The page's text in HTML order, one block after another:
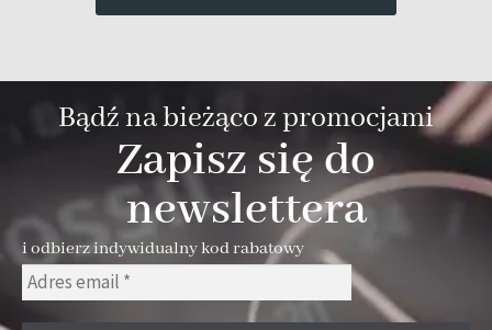
Bądź na bieżąco z promocjami
Zapisz się do
newslettera
i odbierz indywidualny kod rabatowy